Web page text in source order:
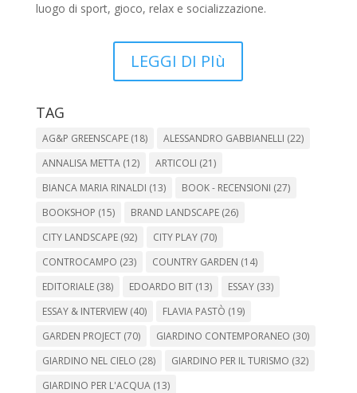
luogo di sport, gioco, relax e socializzazione.
LEGGI DI PIù
TAG
AG&P GREENSCAPE(18) ALESSANDRO GABBIANELLI (22)
ANNALISA METTA(12) ARTICOLI (21)
BIANCA MARIA RINALDI (13) BOOK - RECENSIONI (27)
BOOKSHOP (15) BRAND LANDSCAPE(26)
CITY LANDSCAPE(92) CITY PLAY(70)
CONTROCAMPO (23) COUNTRY GARDEN (14)
EDITORIALE(38) EDOARDO BIT(13) ESSAY(33)
ESSAY & INTERVIEW(40) FLAVIA PASTÒ (19)
GARDEN PROJECT(70) GIARDINO CONTEMPORANEO (30)
GIARDINO NEL CIELO (28) GIARDINO PER IL TURISMO (32)
GIARDINO PER L'ACQUA(13)